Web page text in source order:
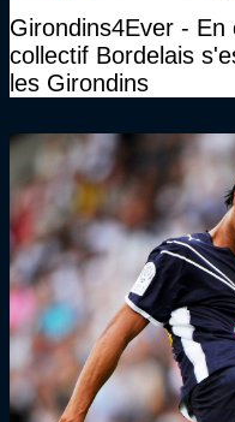
Girondins4Ever - En
collectif Bordelais
les Girondins